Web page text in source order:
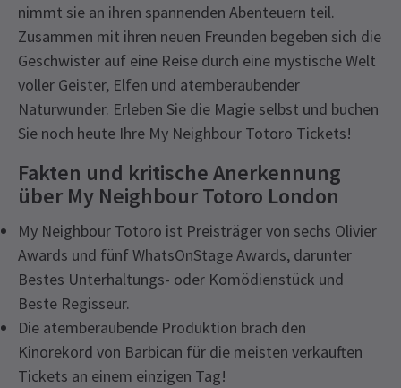
nimmt sie an ihren spannenden Abenteuern teil.
Zusammen mit ihren neuen Freunden begeben sich die
Geschwister auf eine Reise durch eine mystische Welt
voller Geister, Elfen und atemberaubender
Naturwunder. Erleben Sie die Magie selbst und buchen
Sie noch heute Ihre My Neighbour Totoro Tickets!
Fakten und kritische Anerkennung
über My Neighbour Totoro London
My Neighbour Totoro ist Preisträger von sechs Olivier
Awards und fünf WhatsOnStage Awards, darunter
Bestes Unterhaltungs- oder Komödienstück und
Beste Regisseur.
Die atemberaubende Produktion brach den
Kinorekord von Barbican für die meisten verkauften
Tickets an einem einzigen Tag!